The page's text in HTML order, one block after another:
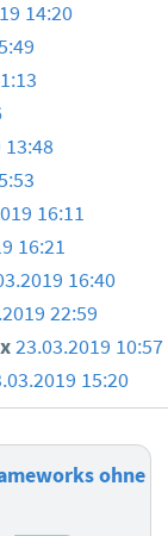
14:20
13:48
16:11
16:21
16:40
22:59
23.03.2019 10:57
15:20
ohne